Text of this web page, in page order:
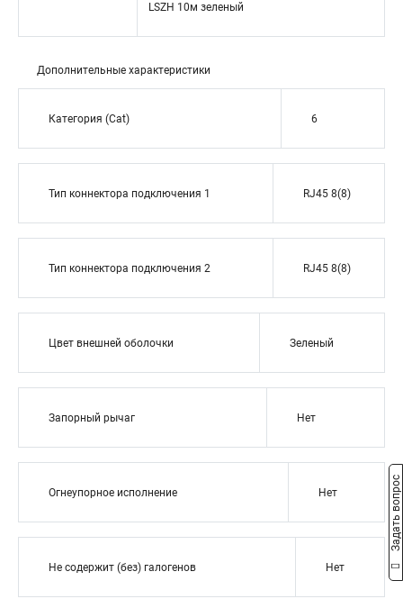
LSZH 10м зеленый
Дополнительные характеристики
Категория (Cat) 6
Тип коннектора подключения 1 RJ45 8(8)
Тип коннектора подключения 2 RJ45 8(8)
Цвет внешней оболочки Зеленый
Запорный рычаг Нет
Огнеупорное исполнение Нет
Не содержит (без) галогенов Нет
Задать вопрос